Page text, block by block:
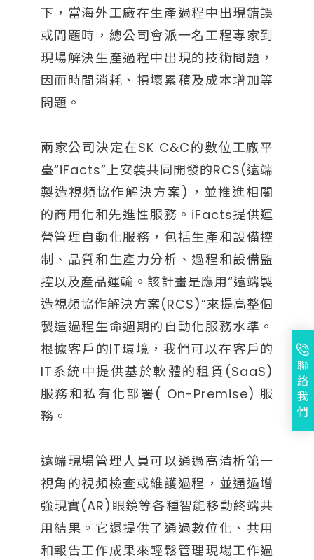
下，當海外工廠在生產過程中出現錯誤
或問題時，總公司會派一名工程專家到
現場解決生產過程中出現的技術問題，
因而時間消耗、損壞累積及成本增加等
問題。
兩家公司決定在SK C&C的數位工廠平
臺“iFacts”上安裝共同開發的RCS(遠端
製造視頻協作解決方案)，並推進相關
的商用化和先進性服務。iFacts提供運
營管理自動化服務，包括生產和設備控
制、品質和生產力分析、過程和設備監
控以及產品運輸。該計畫是應用“遠端製
造視頻協作解決方案(RCS)”來提高整個
製造過程生命週期的自動化服務水準。
根據客戶的IT環境，我們可以在客戶的
IT系統中提供基於軟體的租賃(SaaS)
服務和私有化部署( On-Premise) 服
務。
遠端現場管理人員可以通過高清析第一
視角的視頻檢查或維護過程，並通過增
強現實(AR)眼鏡等各種智能移動終端共
用結果。它還提供了通過數位化、共用
和報告工作成果來輕鬆管理現場工作過
聯
絡
我
們